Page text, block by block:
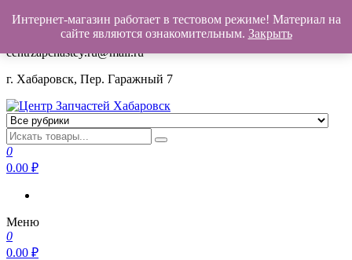
+7(962)503-00-25
centrzapchastey.ru@mail.ru
г. Хабаровск, Пер. Гаражный 7
Центр Запчастей Хабаровск
Запчасти для авто,
мото,бензопил,велосипедов,снегоходов,бензопил и т.д.
Хабаровск
0
0.00 ₽
Меню
0
0.00 ₽
Интернет-магазин работает в тестовом режиме! Материал на
сайте являются ознакомительным. Закрыть